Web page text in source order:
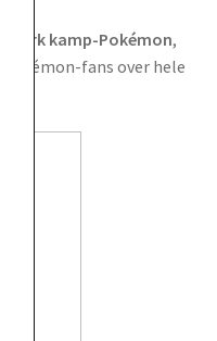
stærk kamp-Pokémon,
fans over hele